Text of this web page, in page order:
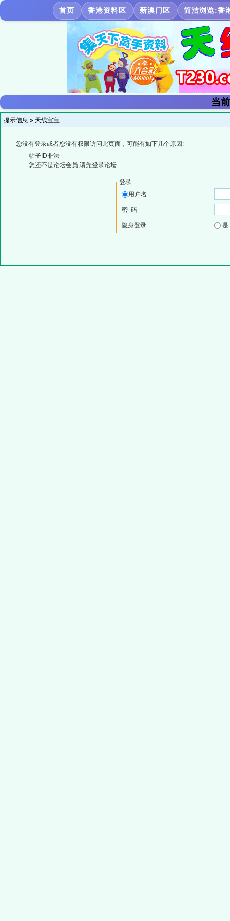
首页 香港资料区 新澳门区 简洁浏览:香
当
提示信息 » 天线宝宝
您没有登录或者您没有权限访问此页面，可能有如下几个原因:
帖子ID非法
您还不是论坛会员,请先登录论坛
登录
用户名
密 码
隐身登录